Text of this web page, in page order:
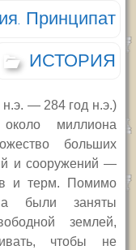
Принципат
ИСТОРИЯ
— 284 год н.э.)
миллиона
больших
и сооружений —
и терм. Помимо
были заняты
землей,
чтобы не